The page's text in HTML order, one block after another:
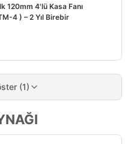
120mm 4'lü Kasa Fanı
4 ) – 2 Yıl Birebir
(1)